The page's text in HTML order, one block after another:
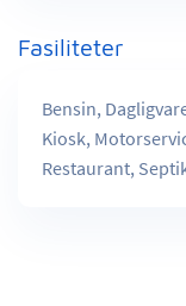
Fasiliteter
Bensin,
Kiosk,
Restaurant,